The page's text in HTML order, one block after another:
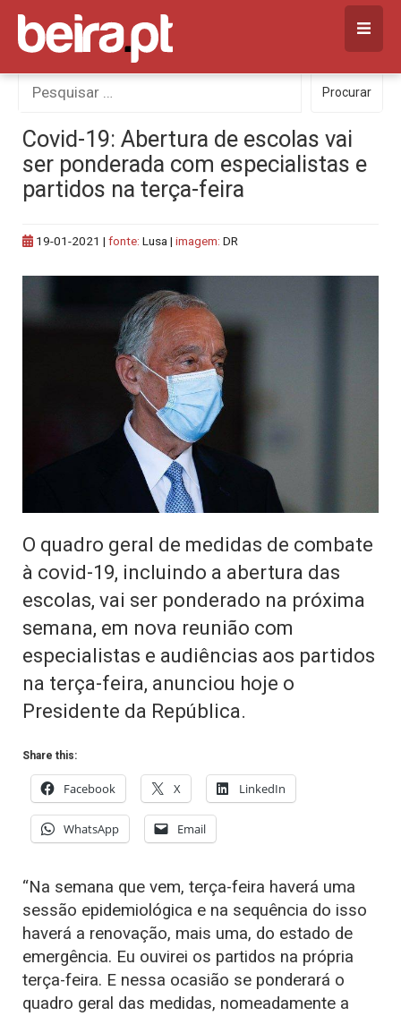
Skip
content
Procurar
por:
Procurar
Covid-19: Abertura de escolas vai
ser ponderada com especialistas e
partidos na terça-feira
19-01-2021 | fonte: Lusa | imagem: DR
O quadro geral de medidas de combate
à covid-19, incluindo a abertura das
escolas, vai ser ponderado na próxima
semana, em nova reunião com
especialistas e audiências aos partidos
na terça-feira, anunciou hoje o
Presidente da República.
Share this:
Facebook X LinkedIn
WhatsApp Email
“Na semana que vem, terça-feira haverá uma
sessão epidemiológica e na sequência do isso
haverá a renovação, mais uma, do estado de
emergência. Eu ouvirei os partidos na própria
terça-feira. E nessa ocasião se ponderará o
quadro geral das medidas, nomeadamente a